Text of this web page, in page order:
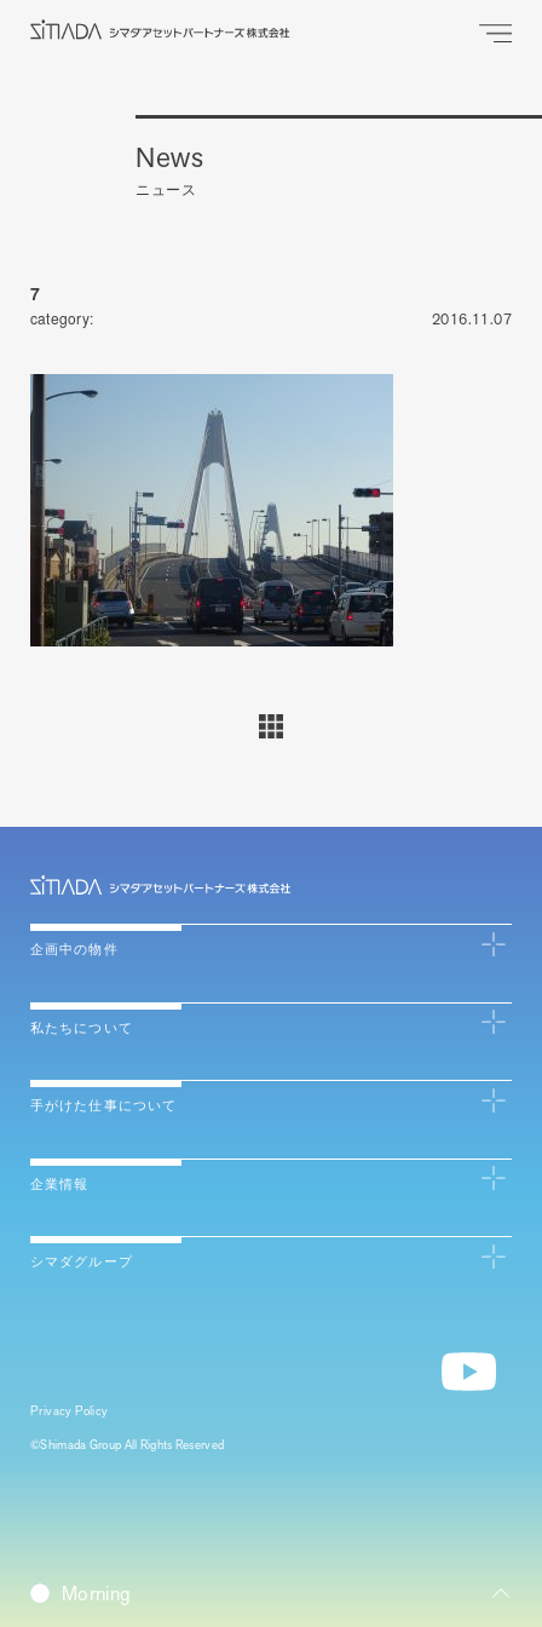
News
ニュース
7
category: 2016.11.07
Daybreak
Morning
企画中の物件
私たちについて
手がけた仕事について
企業情報
シマダグループ
Privacy Policy
©Shimada Group All Rights Reserved